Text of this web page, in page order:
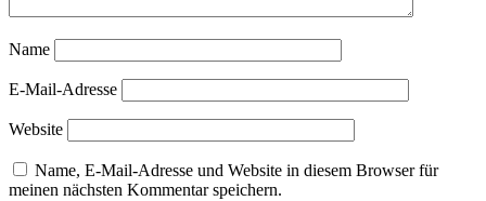
Name
E-Mail-Adresse
Website
Name, E-Mail-Adresse und Website in diesem Browser für
meinen nächsten Kommentar speichern.